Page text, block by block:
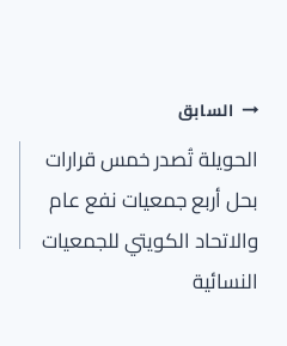
تصفّح
المقالات
السابق
الحويلة تُصدر خمس قرارات
بحل أربع جمعيات نفع عام
والاتحاد الكويتي للجمعيات
النسائية